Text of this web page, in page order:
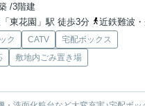
/3階建
東花園」駅 徒歩3分
近鉄難波・奈良線「河
ク CATV
宅配ボックス
敷地内ごみ置き場